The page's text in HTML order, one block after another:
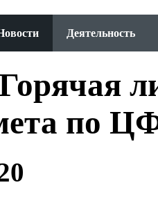
Деятельность
по